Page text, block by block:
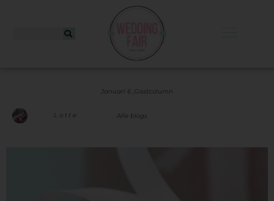
Januari 6 ,Gastcolumn
Lotte Alle blogs